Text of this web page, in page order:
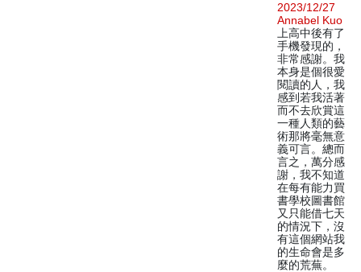
2023/12/27
Annabel Kuo
上高中後有了
手機發現的，
非常感謝。我
本身是個很愛
閱讀的人，我
感到若我活著
而不去欣賞這
一種人類的藝
術那將毫無意
義可言。總而
言之，萬分感
謝，我不知道
在每有能力買
書學校圖書館
又只能借七天
的情況下，沒
有這個網站我
的生命會是多
麼的荒蕪。